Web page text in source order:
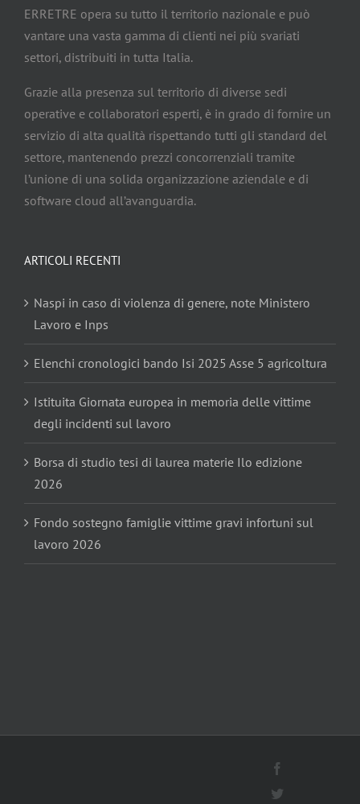
ERRETRE opera su tutto il territorio nazionale e può
vantare una vasta gamma di clienti nei più svariati
settori, distribuiti in tutta Italia.
Grazie alla presenza sul territorio di diverse sedi
operative e collaboratori esperti, è in grado di fornire un
servizio di alta qualità rispettando tutti gli standard del
settore, mantenendo prezzi concorrenziali tramite
l’unione di una solida organizzazione aziendale e di
software cloud all’avanguardia.
ARTICOLI RECENTI
Naspi in caso di violenza di genere, note Ministero
Lavoro e Inps
Elenchi cronologici bando Isi 2025 Asse 5 agricoltura
Istituita Giornata europea in memoria delle vittime
degli incidenti sul lavoro
Borsa di studio tesi di laurea materie Ilo edizione
2026
Fondo sostegno famiglie vittime gravi infortuni sul
lavoro 2026